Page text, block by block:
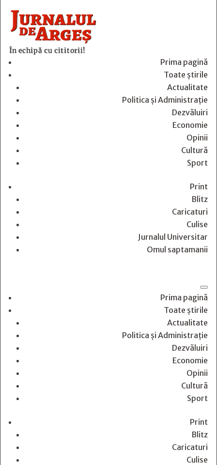
În echipă cu cititorii!
Prima pagină
Toate știrile
Actualitate
Politica și Administrație
Dezvăluiri
Economie
Opinii
Cultură
Sport
Print
Blitz
Caricaturi
Culise
Jurnalul Universitar
Omul saptamanii
Prima pagină
Toate știrile
Actualitate
Politica și Administrație
Dezvăluiri
Economie
Opinii
Cultură
Sport
Print
Blitz
Caricaturi
Culise